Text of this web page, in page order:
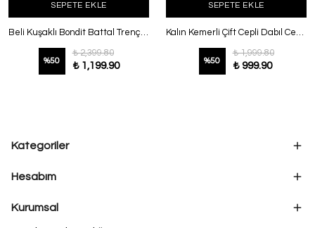
SEPETE EKLE
Beli Kuşaklı Bondit Battal Trençkot Taş
%50
₺ 2,399.80
₺ 1,199.90
SEPETE EKLE
Kalın Kemerli Çift Cepli Dabıl Ceket Siyah
%50
₺ 1,999.80
₺ 999.90
Kategoriler
Hesabım
Kurumsal